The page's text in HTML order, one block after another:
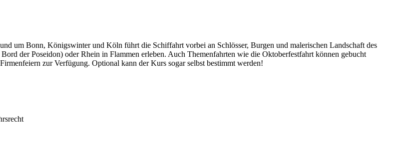
um Bonn, Königswinter und Köln führt die Schiffahrt vorbei an Schlösser, Burgen und malerischen Landschaft des
der Poseidon) oder Rhein in Flammen erleben. Auch Themenfahrten wie die Oktoberfestfahrt können gebucht
zur Verfügung. Optional kann der Kurs sogar selbst bestimmt werden!